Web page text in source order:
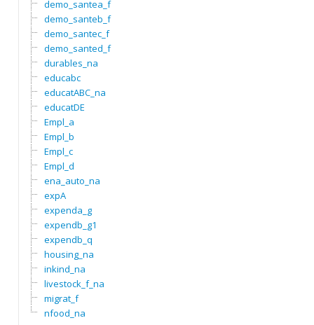
demo_santea_f
demo_santeb_f
demo_santec_f
demo_santed_f
durables_na
educabc
educatABC_na
educatDE
Empl_a
Empl_b
Empl_c
Empl_d
ena_auto_na
expA
expenda_g
expendb_g1
expendb_q
housing_na
inkind_na
livestock_f_na
migrat_f
nfood_na